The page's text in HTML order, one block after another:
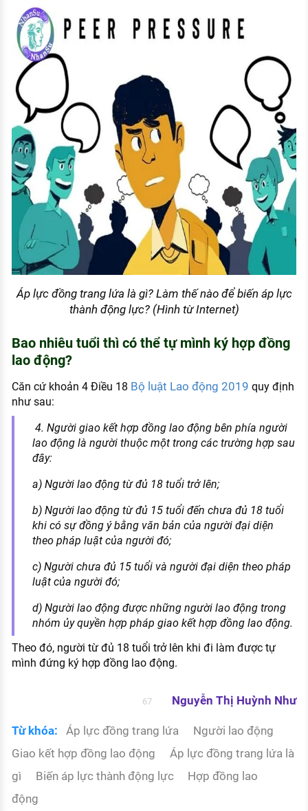
Áp lực đồng trang lứa là gì? Làm thế nào để biến áp lực
thành động lực? (Hình từ Internet)
Bao nhiêu tuổi thì có thể tự mình ký hợp đồng
lao động?
Căn cứ khoản 4 Điều 18 Bộ luật Lao động 2019 quy định
như sau:
4. Người giao kết hợp đồng lao động bên phía người
lao động là người thuộc một trong các trường hợp sau
đây:
a) Người lao động từ đủ 18 tuổi trở lên;
b) Người lao động từ đủ 15 tuổi đến chưa đủ 18 tuổi
khi có sự đồng ý bằng văn bản của người đại diện
theo pháp luật của người đó;
c) Người chưa đủ 15 tuổi và người đại diện theo pháp
luật của người đó;
d) Người lao động được những người lao động trong
nhóm ủy quyền hợp pháp giao kết hợp đồng lao động.
Theo đó, người từ đủ 18 tuổi trở lên khi đi làm được tự
mình đứng ký hợp đồng lao động.
67 Nguyễn Thị Huỳnh Như
Từ khóa: Áp lực đồng trang lứa
Người lao động
Giao kết hợp đồng lao động
Áp lực đồng trang lứa là
gì
Biến áp lực thành động lực
Hợp đồng lao
động